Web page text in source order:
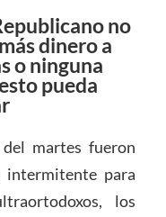
no
dinero a
o ninguna
pueda
del martes fueron
intermitente para
los